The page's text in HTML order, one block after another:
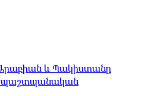
և Պակիստանը
պաշտպանական